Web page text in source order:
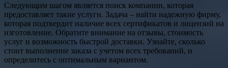
Следующим шагом является поиск компании, которая
предоставляет такие услуги. Задача – найти надежную фирму,
которая подтвердит наличие всех сертификатов и лицензий на
изготовление. Обратите внимание на отзывы, стоимость
услуг и возможность быстрой доставки. Узнайте, сколько
стоит выполнение заказа с учетом всех требований, и
определитесь с оптимальным вариантом.